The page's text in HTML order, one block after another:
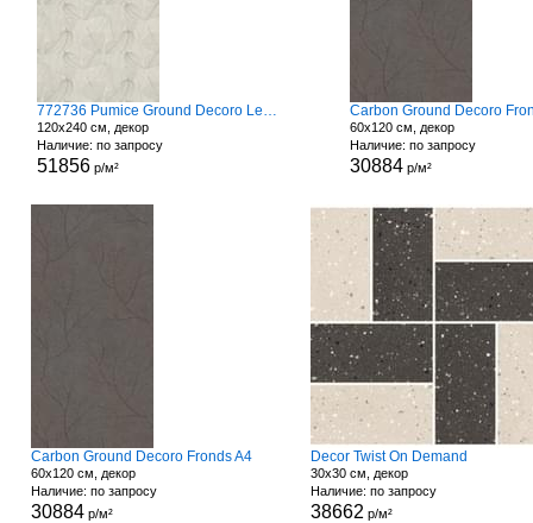
772736 Pumice Ground Decoro Leaves
120x240 см, декор
Наличие: по запросу
51856р/м²
Carbon Ground Decoro
60x120 см, декор
Наличие: по запросу
30884 р/м²
Carbon Ground Decoro Fronds A4
60x120 см, декор
Наличие: по запросу
30884 р/м²
Decor Twist On Demand
30x30 см, декор
Наличие: по запросу
38662 р/м²